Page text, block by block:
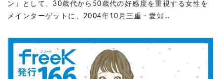
ン」として、30歳代から50歳代の好感度を重視する女性を
メインターゲットに、2004年10月三重・愛知…